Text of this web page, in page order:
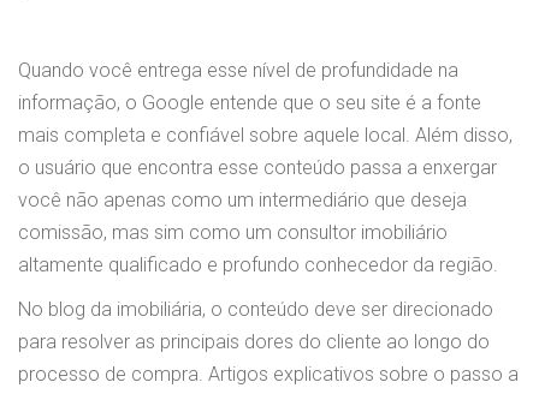
Quando você entrega esse nível de profundidade na
informação, o Google entende que o seu site é a fonte
mais completa e confiável sobre aquele local. Além disso,
o usuário que encontra esse conteúdo passa a enxergar
você não apenas como um intermediário que deseja
comissão, mas sim como um consultor imobiliário
altamente qualificado e profundo conhecedor da região.
No blog da imobiliária, o conteúdo deve ser direcionado
para resolver as principais dores do cliente ao longo do
processo de compra. Artigos explicativos sobre o passo a